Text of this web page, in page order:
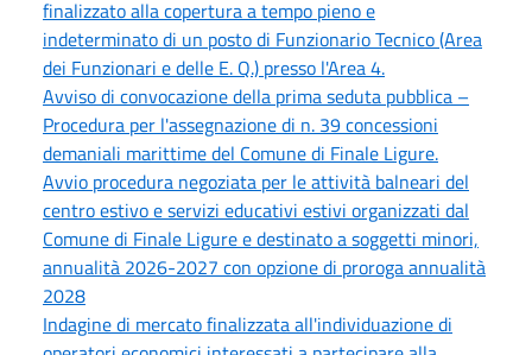
finalizzato alla copertura a tempo pieno e
indeterminato di un posto di Funzionario Tecnico (Area
dei Funzionari e delle E. Q.) presso l'Area 4.
Avviso di convocazione della prima seduta pubblica –
Procedura per l'assegnazione di n. 39 concessioni
demaniali marittime del Comune di Finale Ligure.
Avvio procedura negoziata per le attività balneari del
centro estivo e servizi educativi estivi organizzati dal
Comune di Finale Ligure e destinato a soggetti minori,
annualità 2026-2027 con opzione di proroga annualità
2028
Indagine di mercato finalizzata all'individuazione di